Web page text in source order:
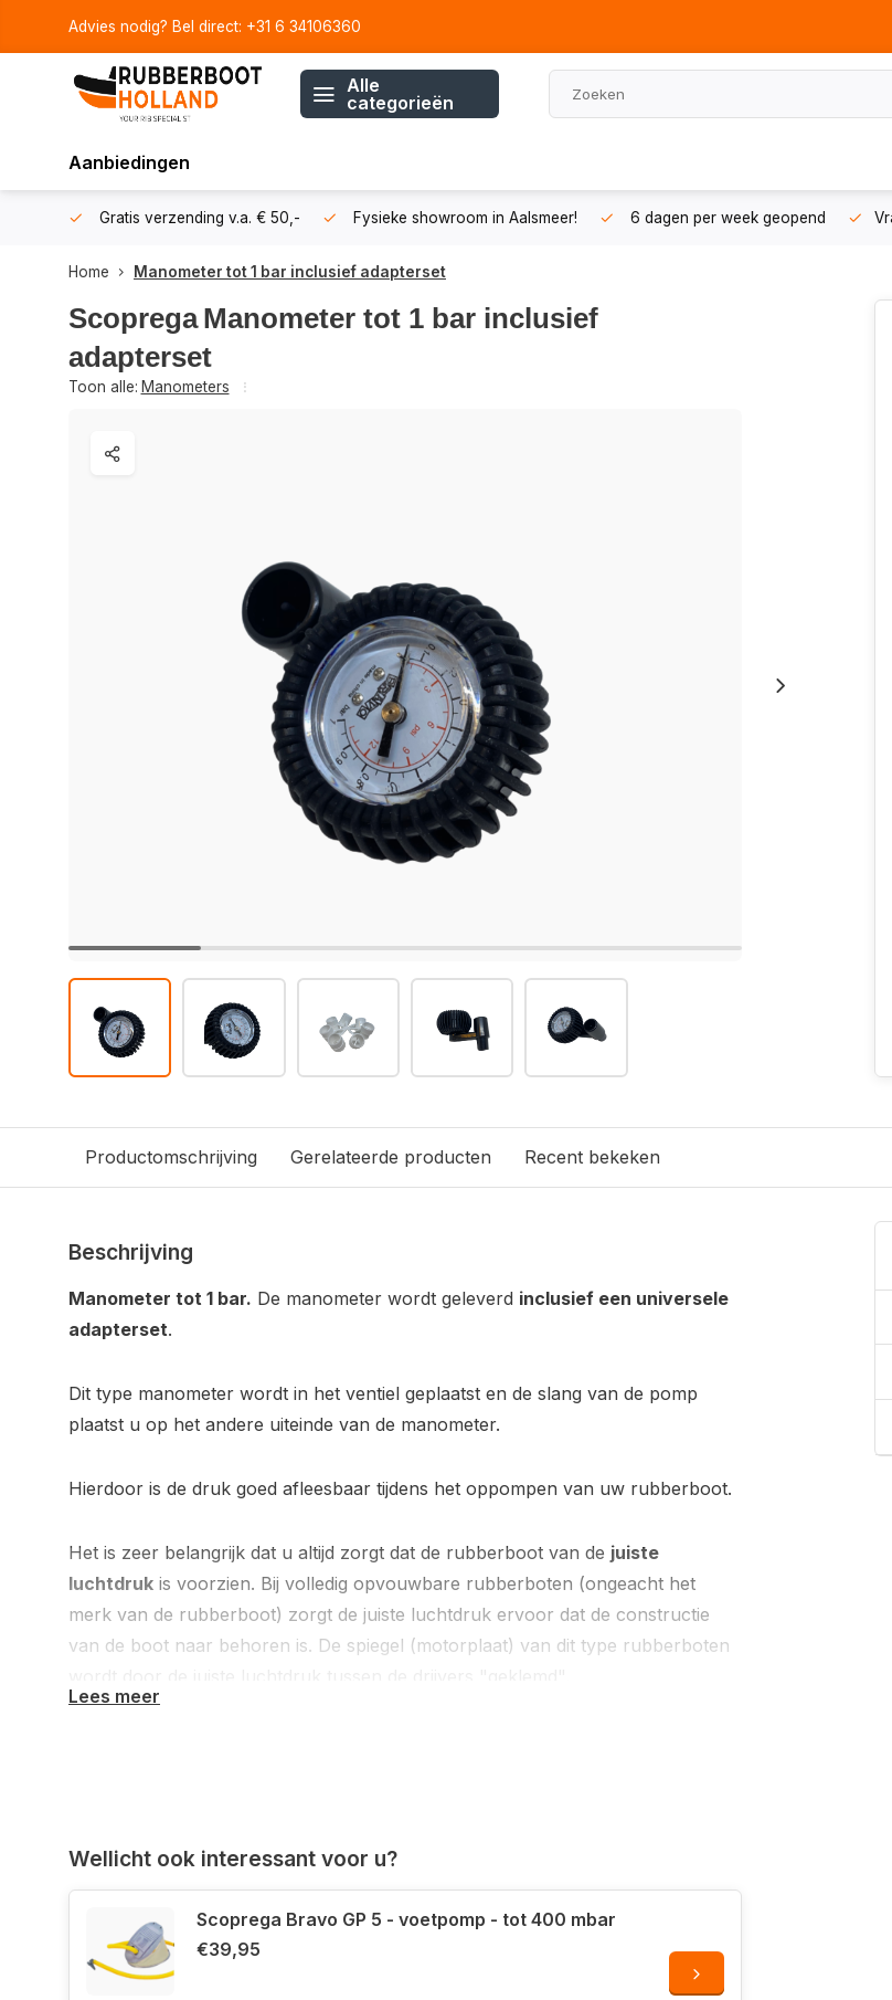
Advies nodig? Bel direct: +31 6 34106360
Alle
categorieën
Aanbiedingen
Gratis verzending v.a. € 50,- Fysieke showroom in Aalsmeer! 6 dagen per week geopend
Home Manometer tot 1 bar inclusief adapterset
Scoprega Manometer tot 1 bar inclusief
adapterset
Toon alle: Manometers
Productomschrijving Gerelateerde producten Recent bekeken
Beschrijving
Manometer tot 1 bar. De manometer wordt geleverd inclusief een universele
adapterset.
Dit type manometer wordt in het ventiel geplaatst en de slang van de pomp
plaatst u op het andere uiteinde van de manometer.
Hierdoor is de druk goed afleesbaar tijdens het oppompen van uw rubberboot.
Het is zeer belangrijk dat u altijd zorgt dat de rubberboot van de juiste
luchtdruk is voorzien. Bij volledig opvouwbare rubberboten (ongeacht het
merk van de rubberboot) zorgt de juiste luchtdruk ervoor dat de constructie
van de boot naar behoren is. De spiegel (motorplaat) van dit type rubberboten
Lees meer
Wellicht ook interessant voor u?
Scoprega Bravo GP 5 - voetpomp - tot 400 mbar
€39,95